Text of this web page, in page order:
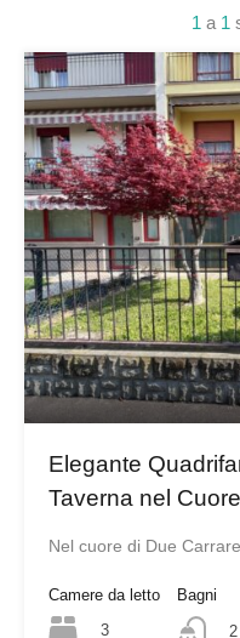
1 a 1
Elegante
Taverna nel
Nel cuore di Due
Camere da letto
3
Bagni
2